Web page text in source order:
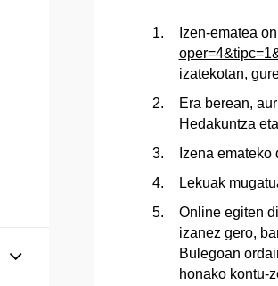
Erakutsi/izkutatu azpiorriak
Izen-ematea
izatekotan,
Era berean,
Hedakuntza
Izena
Lekuak
Online egiten
izanez gero,
Bulegoan
honako kontu-